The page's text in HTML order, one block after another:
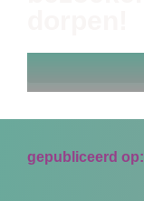
gepubliceerd op: